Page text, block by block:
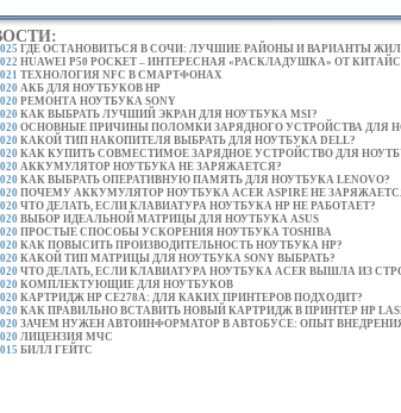
ГДЕ ОСТАНОВИТЬСЯ В СОЧИ: ЛУЧШИЕ РАЙОНЫ И ВАРИАНТЫ
HUAWEI P50 POCKET – ИНТЕРЕСНАЯ «РАСКЛАДУШКА» ОТ
ТЕХНОЛОГИЯ NFC В СМАРТФОНАХ
АКБ ДЛЯ НОУТБУКОВ HP
РЕМОНТА НОУТБУКА SONY
КАК ВЫБРАТЬ ЛУЧШИЙ ЭКРАН ДЛЯ НОУТБУКА MSI?
ОСНОВНЫЕ ПРИЧИНЫ ПОЛОМКИ ЗАРЯДНОГО УСТРОЙСТВА ДЛЯ
КАКОЙ ТИП НАКОПИТЕЛЯ ВЫБРАТЬ ДЛЯ НОУТБУКА DELL?
КАК КУПИТЬ СОВМЕСТИМОЕ ЗАРЯДНОЕ УСТРОЙСТВО ДЛЯ
АККУМУЛЯТОР НОУТБУКА НЕ ЗАРЯЖАЕТСЯ?
КАК ВЫБРАТЬ ОПЕРАТИВНУЮ ПАМЯТЬ ДЛЯ НОУТБУКА LENOVO?
ПОЧЕМУ АККУМУЛЯТОР НОУТБУКА ACER ASPIRE НЕ
ЧТО ДЕЛАТЬ, ЕСЛИ КЛАВИАТУРА НОУТБУКА HP НЕ РАБОТАЕТ?
ВЫБОР ИДЕАЛЬНОЙ МАТРИЦЫ ДЛЯ НОУТБУКА ASUS
ПРОСТЫЕ СПОСОБЫ УСКОРЕНИЯ НОУТБУКА TOSHIBA
КАК ПОВЫСИТЬ ПРОИЗВОДИТЕЛЬНОСТЬ НОУТБУКА HP?
КАКОЙ ТИП МАТРИЦЫ ДЛЯ НОУТБУКА SONY ВЫБРАТЬ?
ЧТО ДЕЛАТЬ, ЕСЛИ КЛАВИАТУРА НОУТБУКА ACER ВЫШЛА ИЗ
КОМПЛЕКТУЮЩИЕ ДЛЯ НОУТБУКОВ
КАРТРИДЖ HP CE278A: ДЛЯ КАКИХ ПРИНТЕРОВ ПОДХОДИТ?
КАК ПРАВИЛЬНО ВСТАВИТЬ НОВЫЙ КАРТРИДЖ В ПРИНТЕР HP
ЗАЧЕМ НУЖЕН АВТОИНФОРМАТОР В АВТОБУСЕ: ОПЫТ
ЛИЦЕНЗИЯ МЧС
БИЛЛ ГЕЙТС